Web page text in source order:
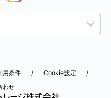
用条件
Cookie設定
わせ